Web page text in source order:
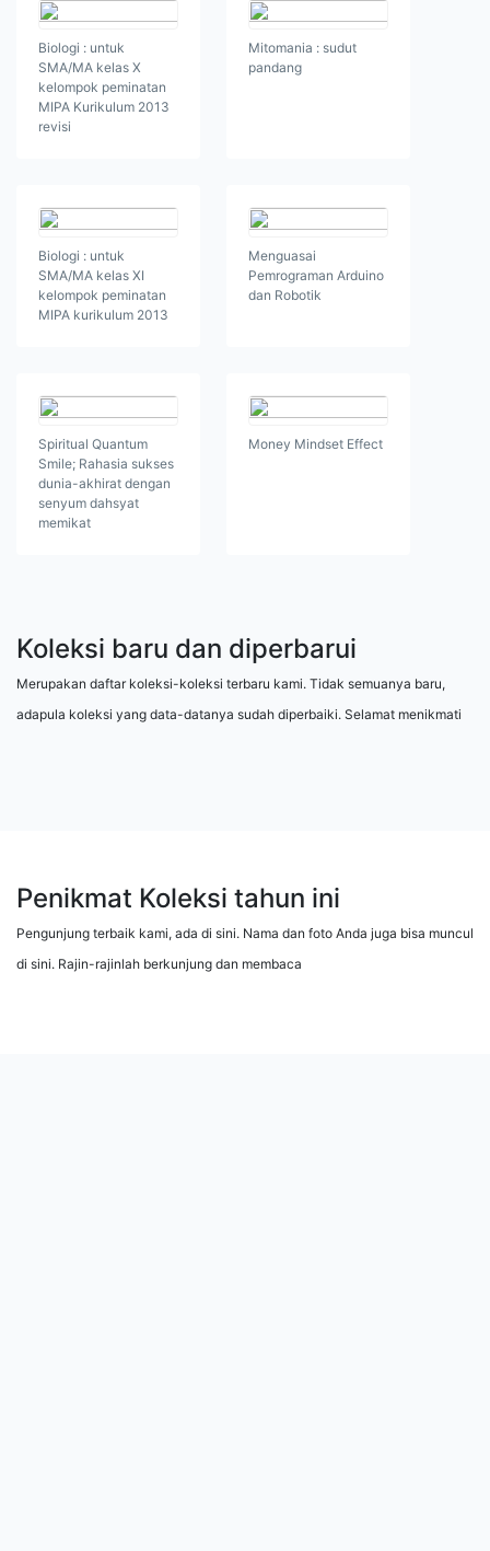
Biologi : untuk
SMA/MA kelas X
kelompok peminatan
MIPA Kurikulum 2013
revisi
Mitomania : sudut
pandang
Biologi : untuk
SMA/MA kelas XI
kelompok peminatan
MIPA kurikulum 2013
Menguasai
Pemrograman Arduino
dan Robotik
Spiritual Quantum
Smile; Rahasia sukses
dunia-akhirat dengan
senyum dahsyat
memikat
Money Mindset Effect
Koleksi baru dan diperbarui
Merupakan daftar koleksi-koleksi terbaru kami. Tidak semuanya baru,
adapula koleksi yang data-datanya sudah diperbaiki. Selamat menikmati
Penikmat Koleksi tahun ini
Pengunjung terbaik kami, ada di sini. Nama dan foto Anda juga bisa muncul
di sini. Rajin-rajinlah berkunjung dan membaca